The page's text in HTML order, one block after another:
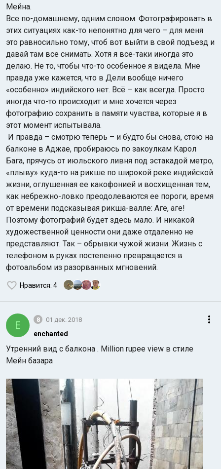
Мейна.
Все по-домашнему, одним словом. Фотографировать в
этих ситуациях как-то непонятно для чего – для меня
это равносильно тому, чтоб вот выйти в свой подъезд и
давай там все снимать. Хотя я все-таки иногда это
делаю. Не то, чтобы что-то особенное я видела. Мне
правда уже кажется, что в Дели вообще ничего
«особенно» индийского нет. Всё – как всегда. Просто
иногда что-то происходит и мне хочется через
фотографию сохранить в памяти чувства, которые я в
этот момент испытывала.
И правда – смотрю теперь – и будто бы снова, стою на
балконе в Аджае, пробираюсь по закоулкам Карол
Бага, прячусь от июльского ливня под эстакадой метро,
«плыву» куда-то на рикше по широкой реке индийской
жизни, оглушенная ее какофонией и восхищенная тем,
как небрежно-ловко преодолеваются ее пороги, время
от времени подсказывая рикша-валле: Аге, аге!
Поэтому фотографий будет здесь мало. И никакой
художественной ценности они даже отдаленно не
представляют. Так – обрывки чужой жизни. Жизнь с
телефоном в руках постепенно превращается в
фотоальбом из разорванных мгновений.
Нравится: 4
E 8 01 дек. 2018
enchanted
Утренний вид с балкона . Million rupee view в стиле
Мейн базара